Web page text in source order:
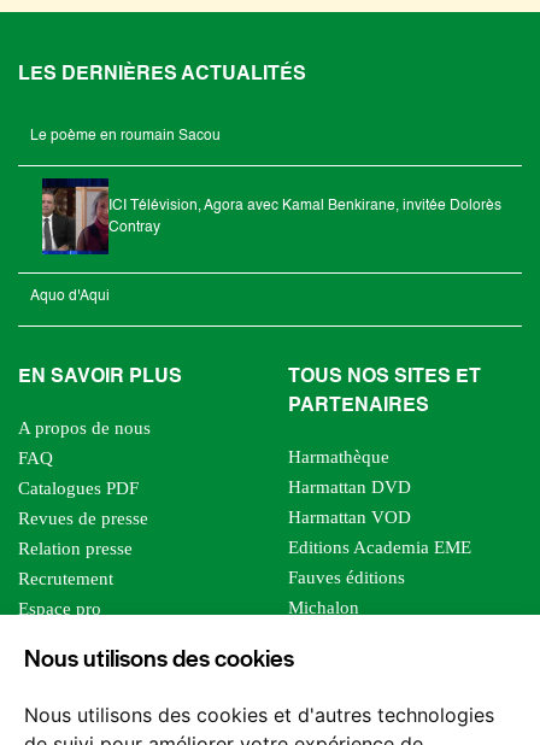
Nous utilisons des cookies
Nous utilisons des cookies et d'autres technologies
LES DERNIÈRES ACTUALITÉS
Le poème en roumain Sacou
ICI Télévision, Agora avec Kamal Benkirane, invitée Dolorès
Contray
Aquo d'Aqui
EN SAVOIR PLUS
A propos de nous
FAQ
Catalogues PDF
Revues de presse
Relation presse
Recrutement
Espace pro
Foreign rights
TOUS NOS SITES ET
PARTENAIRES
Harmathèque
Harmattan DVD
Harmattan VOD
Editions Academia EME
Fauves éditions
Michalon
Editions Sutton
Les impliqués